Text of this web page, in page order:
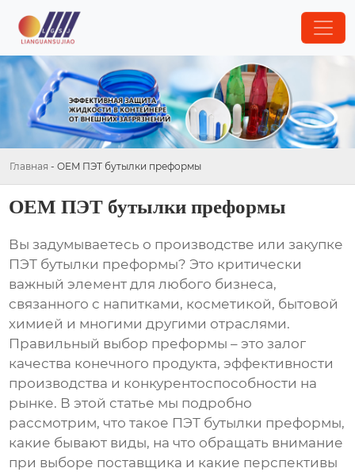
Главная - OEM ПЭТ бутылки преформы
OEM ПЭТ бутылки преформы
Вы задумываетесь о производстве или закупке
ПЭТ бутылки преформы? Это критически
важный элемент для любого бизнеса,
связанного с напитками, косметикой, бытовой
химией и многими другими отраслями.
Правильный выбор преформы – это залог
качества конечного продукта, эффективности
производства и конкурентоспособности на
рынке. В этой статье мы подробно
рассмотрим, что такое ПЭТ бутылки преформы,
какие бывают виды, на что обращать внимание
при выборе поставщика и какие перспективы